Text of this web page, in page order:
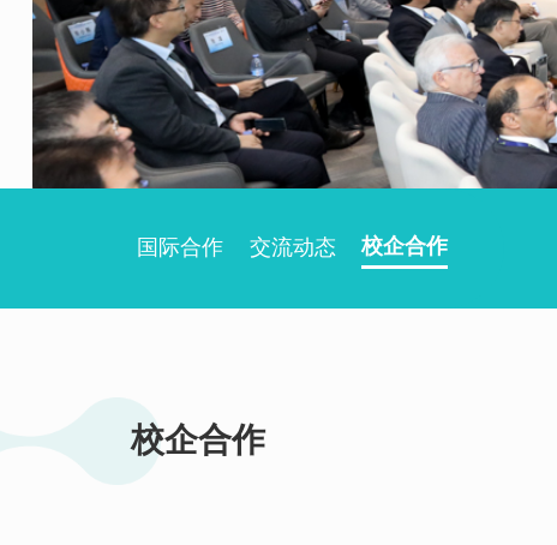
国际合作 交流动态 校企合作
校企合作